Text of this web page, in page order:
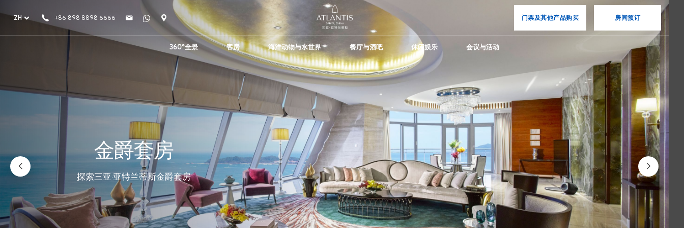
ZH +86 898 8898 6666 门票及其他产品购买 房间预订
360°全景 客房 海洋动物与水世界 餐厅与酒吧 休闲娱乐 会议与活动
金爵套房
探索三亚·亚特兰蒂斯金爵套房